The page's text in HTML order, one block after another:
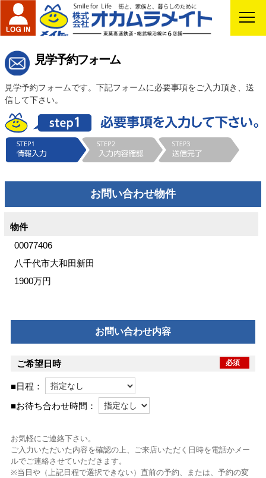
見学予約
見学予約フォーム
見学予約フォームです。下記フォームに必要事項をご入力頂き、送
信して下さい。
お問い合わせ物件
00077406
八千代市大和田新田
1900万円
お問い合わせ内容
ご希望日時 必須
■日程：
■お待ち合わせ時間：
お気軽にご連絡下さい。
ご入力いただいた内容を確認の上、ご来店いただく日時を電話かメー
ルでご連絡させていただきます。
※当日や（上記日程で選択できない）直前の予約、または、予約の変